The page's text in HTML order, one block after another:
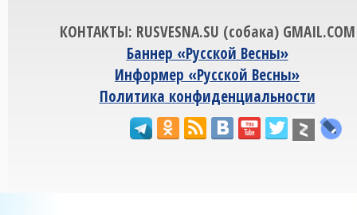
КОНТАКТЫ: RUSVESNA.SU (собака) GMAIL.COM
Баннер «Русской Весны»
Информер «Русской Весны»
Политика конфиденциальности